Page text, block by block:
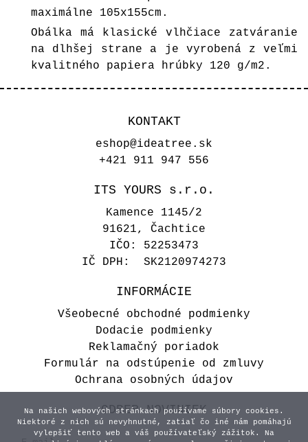
maximálne 105x155cm.
Obálka má klasické vlhčiace zatváranie
na dlhšej strane a je vyrobená z veľmi
kvalitného papiera hrúbky 120 g/m2.
KONTAKT
eshop@ideatree.sk
+421 911 947 556
ITS YOURS s.r.o.
Kamence 1145/2
91621, Čachtice
IČO: 52253473
IČ DPH: SK2120974273
INFORMÁCIE
Všeobecné obchodné podmienky
Dodacie podmienky
Reklamačný poriadok
Formulár na odstúpenie od zmluvy
Ochrana osobných údajov
ODBER NOVINIEK
Na našich webových stránkach používame súbory cookies.
Niektoré z nich sú nevyhnutné, zatiaľ čo iné nám pomáhajú
vylepšiť tento web a váš používateľský zážitok. Na